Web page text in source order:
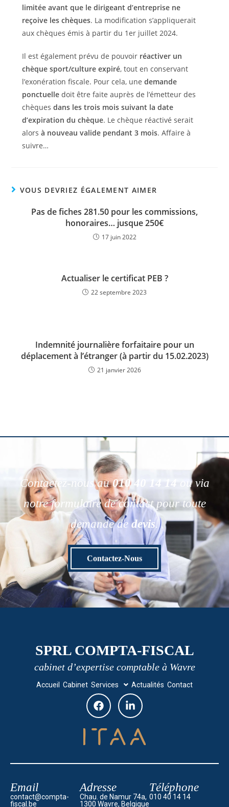
limitée avant que le dirigeant d’entreprise ne
reçoive les chèques. La modification s’appliquerait
aux chèques émis à partir du 1er juillet 2024.
Il est également prévu de pouvoir réactiver un
chèque sport/culture expiré, tout en conservant
l’exonération fiscale. Pour cela, une demande
ponctuelle doit être faite auprès de l’émetteur des
chèques dans les trois mois suivant la date
d’expiration du chèque. Le chèque réactivé serait
alors à nouveau valide pendant 3 mois. Affaire à
suivre…
VOUS DEVRIEZ ÉGALEMENT AIMER
Pas de fiches 281.50 pour les commissions,
honoraires… jusque 250€
17 juin 2022
Actualiser le certificat PEB ?
22 septembre 2023
Indemnité journalière forfaitaire pour un
déplacement à l’étranger (à partir du 15.02.2023)
21 janvier 2026
Contactez-nous au010 40 14 14
ou via
notre formulaire de contact pour toute
demande de devis.
Contactez-Nous
SPRL COMPTA-FISCAL
cabinet d’expertise comptable à Wavre
Accueil Cabinet Services Actualités Contact
Email
contact@compta-
fiscal.be
Adresse
Chau. de Namur 74a,
1300 Wavre, Belgique
Téléphone
010 40 14 14